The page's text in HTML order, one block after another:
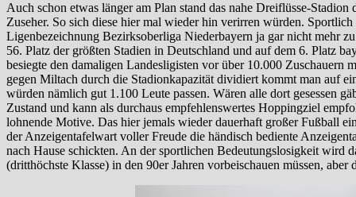
Auch schon etwas länger am Plan stand das nahe Dreiflüsse-
Zuseher. So sich diese hier mal wieder hin verirren würden.
Ligenbezeichnung Bezirksoberliga Niederbayern ja gar nicht mehr
56. Platz der größten Stadien in Deutschland und auf dem 6. Platz
besiegte den damaligen Landesligisten vor über 10.000
gegen Miltach durch die Stadionkapazität dividiert kommt man auf
würden nämlich gut 1.100 Leute passen. Wären alle dort gesessen
Zustand und kann als durchaus empfehlenswertes Hoppingziel
lohnende Motive. Das hier jemals wieder dauerhaft großer Fußball
der Anzeigentafelwart voller Freude die händisch bediente
nach Hause schickten. An der sportlichen Bedeutungslosigkeit wird
(dritthöchste Klasse) in den 90er Jahren vorbeischauen müssen, aber